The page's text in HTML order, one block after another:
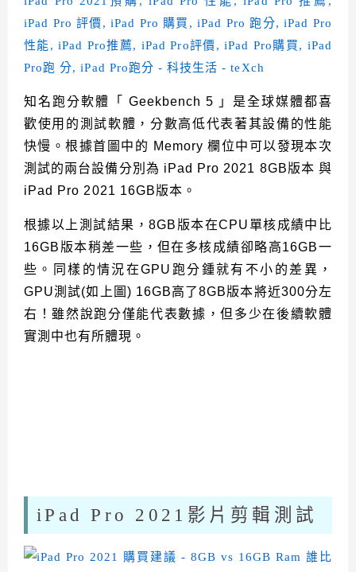
知名跑分軟體「 Geekbench 5 」是全球媒體都喜
歡使用的測試軟體，分數高低代表著其設備的性能
快慢。根據首圖中的 Memory 欄位中可以發現本次
測試的兩台設備分別為 iPad Pro 2021 8GB版本 與
iPad Pro 2021 16GB版本。
根據以上測試結果，8GB版本在CPU單核成績中比
16GB版本稍差一些，但在多核成績卻略高16GB一
些。同樣的情況在GPU跑分鍾就有不小的差異，
GPU測試(如上圖) 16GB高了8GB版本將近300分左
右！雖然說跑分僅能代表數據，但多少在後續軟體
實測中也有所體現。
iPad Pro 2021影片剪輯測試